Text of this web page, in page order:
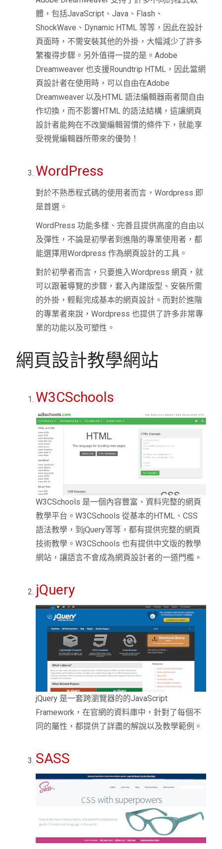
體，包括JavaScript、Java、Flash、
ShockWave、Dynamic HTML 等等，因此在設計
頁面時，不需安裝其他的外掛，大幅減少了許多
繁複得步驟。另外值得一提的是。Adobe
Dreamweaver 也支援Roundtrip HTML，因此當網
頁設計者在使用時，可以自由在Adobe
Dreamweaver 以及HTML 語法編輯器兩者間自由
作切換，而不影響HTML 的語法結構，這讓網頁
設計者能夠在不改變編輯習慣的條件下，就能享
受視覺編輯器所帶來的優勢！
WordPress
對於不熟悉程式碼的使用者而言，Wordpress 即
是首選。
WordPress 功能多樣、完善且提供高度的自由以
及彈性，不論是初學者到進階的專業使用者，都
能選擇用Wordpress 作為網頁設計的工具。
對於初學者而言，只要進入Wordpress 網頁，就
可以跟著導覽的步驟，套入內建版型、安裝所需
的外掛，輕鬆完成基本的網頁設計。而對於進階
的專業者來說，Wordpress 也提供了許多非常專
業的功能以及可塑性。
網頁設計教學網站
W3CSchools
W3CSchools 是一個內容豐富、資料完整的網頁
教學平台。W3CSchools 從基本的HTML、CSS
語法教學，到jQuery等等，都有提供完整的網頁
技術教學。W3CSchools 也有提供中文版的教學
網站，讓語言不會成為網頁設計者的一道門檻。
jQuery
jQuery 是一套跨瀏覽器的的JavaScript
Framework，在官網的資料庫中，針對了每個不
同的屬性，都提供了詳盡的解說以及教學範例。
SASS